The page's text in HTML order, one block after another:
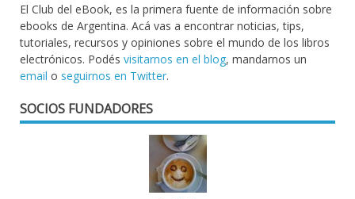
El Club del eBook, es la primera fuente de información sobre
ebooks de Argentina. Acá vas a encontrar noticias, tips,
tutoriales, recursos y opiniones sobre el mundo de los libros
electrónicos. Podés visitarnos en el blog, mandarnos un
email o seguirnos en Twitter.
SOCIOS FUNDADORES